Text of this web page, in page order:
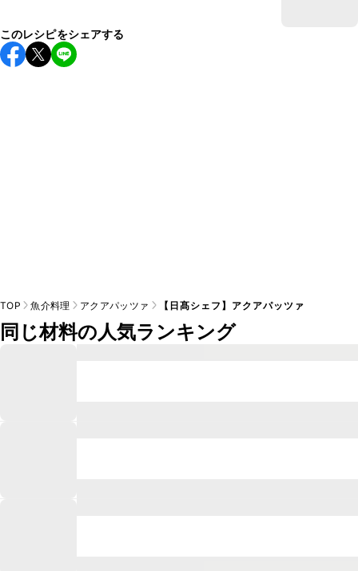
このレシピをシェアする
TOP 魚介料理 アクアパッツァ 【日髙シェフ】アクアパッツァ
同じ材料の人気ランキング